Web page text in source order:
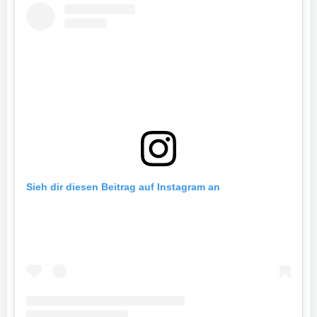
Sieh dir diesen Beitrag auf Instagram an